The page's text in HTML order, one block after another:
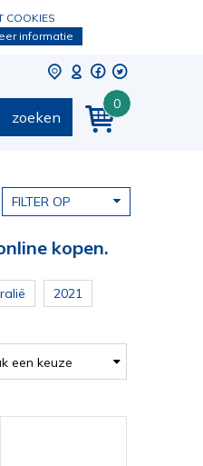
COOKIES
informatie
0
zoeken
FILTER OP
kopen.
2021
een keuze